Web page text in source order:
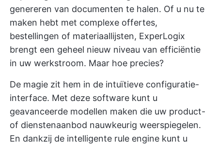
genereren van documenten te halen. Of u nu te
maken hebt met complexe offertes,
bestellingen of materiaallijsten, ExperLogix
brengt een geheel nieuw niveau van efficiëntie
in uw werkstroom. Maar hoe precies?
De magie zit hem in de intuïtieve configuratie-
interface. Met deze software kunt u
geavanceerde modellen maken die uw product-
of dienstenaanbod nauwkeurig weerspiegelen.
En dankzij de intelligente rule engine kunt u